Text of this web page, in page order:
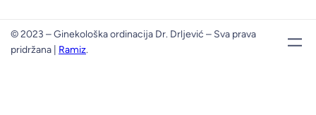
© 2023 – Ginekološka ordinacija Dr. Drljević – Sva prava
pridržana | Ramiz.